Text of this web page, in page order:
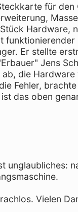
für
Er stellte
Jens
die
Fehler,
das oben
unglaubliches:
Vielen